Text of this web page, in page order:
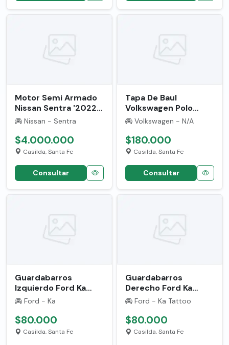
Motor Semi Armado
Nissan Sentra '2022'
Usado 6312481
Nissan - Sentra
$4.000.000
Casilda, Santa Fe
Consultar
Tapa De Baul
Volkswagen Polo
Classic '2004' Usada
3168377 Gris
Volkswagen - N/A
$180.000
Casilda, Santa Fe
Consultar
Guardabarros
Izquierdo Ford Ka
Tattoo '2006' Usado
Ford - Ka
$80.000
Casilda, Santa Fe
Guardabarros
Derecho Ford Ka
Tattoo '2006' Usado
Ford - Ka Tattoo
$80.000
Casilda, Santa Fe